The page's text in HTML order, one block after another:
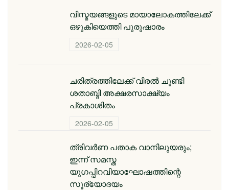
വിസ്മയങ്ങളുടെ മായാലോകത്തിലേക്ക്
ഒഴുകിയെത്തി പുരുഷാരം
2026-02-05
ചരിത്രത്തിലേക്ക് വിരൽ ചൂണ്ടി
ശതാബ്ദി അക്ഷരസാക്ഷ്യം
പ്രകാശിതം
2026-02-05
ത്രിവർണ പതാക വാനിലുയരും;
ഇന്ന് സമസ്ത
യുഗപ്പിറവിയാഘോഷത്തിന്റെ
സൂര്യോദയം